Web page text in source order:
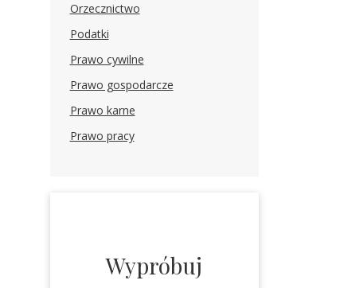
Orzecznictwo
Podatki
Prawo cywilne
Prawo gospodarcze
Prawo karne
Prawo pracy
Wypróbuj